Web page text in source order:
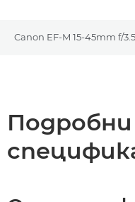
Canon EF-M 15-45mm f/
Подробни